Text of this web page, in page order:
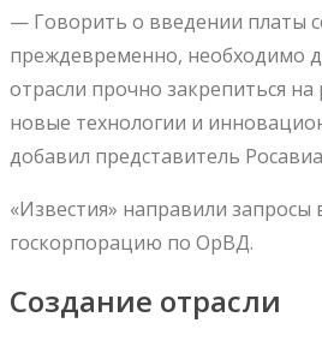
— Говорить о введении платы
преждевременно, необходимо
отрасли прочно закрепиться
новые технологии и
добавил представитель
«Известия» направили
госкорпорацию по ОрВД.
Создание отрасли